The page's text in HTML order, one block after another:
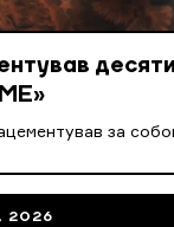
за
2026